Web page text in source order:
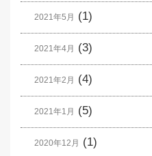
2021年5月 (1)
2021年4月 (3)
2021年2月 (4)
2021年1月 (5)
2020年12月 (1)